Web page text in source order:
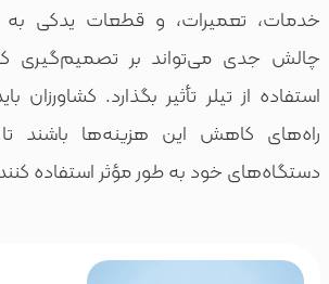
و قطعات یدکی به عنوان یک
بر تصمیم‌گیری کشاورزان در
تأثیر بگذارد. کشاورزان باید به دنبال
این هزینه‌ها باشند تا بتوانند از
خود به طور مؤثر استفاده کنند.